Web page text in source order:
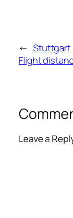
← Stuttgart
Flight
Leave a